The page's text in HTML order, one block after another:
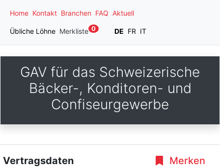
Home Kontakt Branchen FAQ Aktuell
Übliche Löhne Merkliste 0 DE FR IT
GAV für das Schweizerische
Bäcker-, Konditoren- und
Confiseurgewerbe
Merken
Vertragsdaten